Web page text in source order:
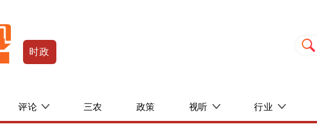
时政
评论 三农 政策 视听 行业